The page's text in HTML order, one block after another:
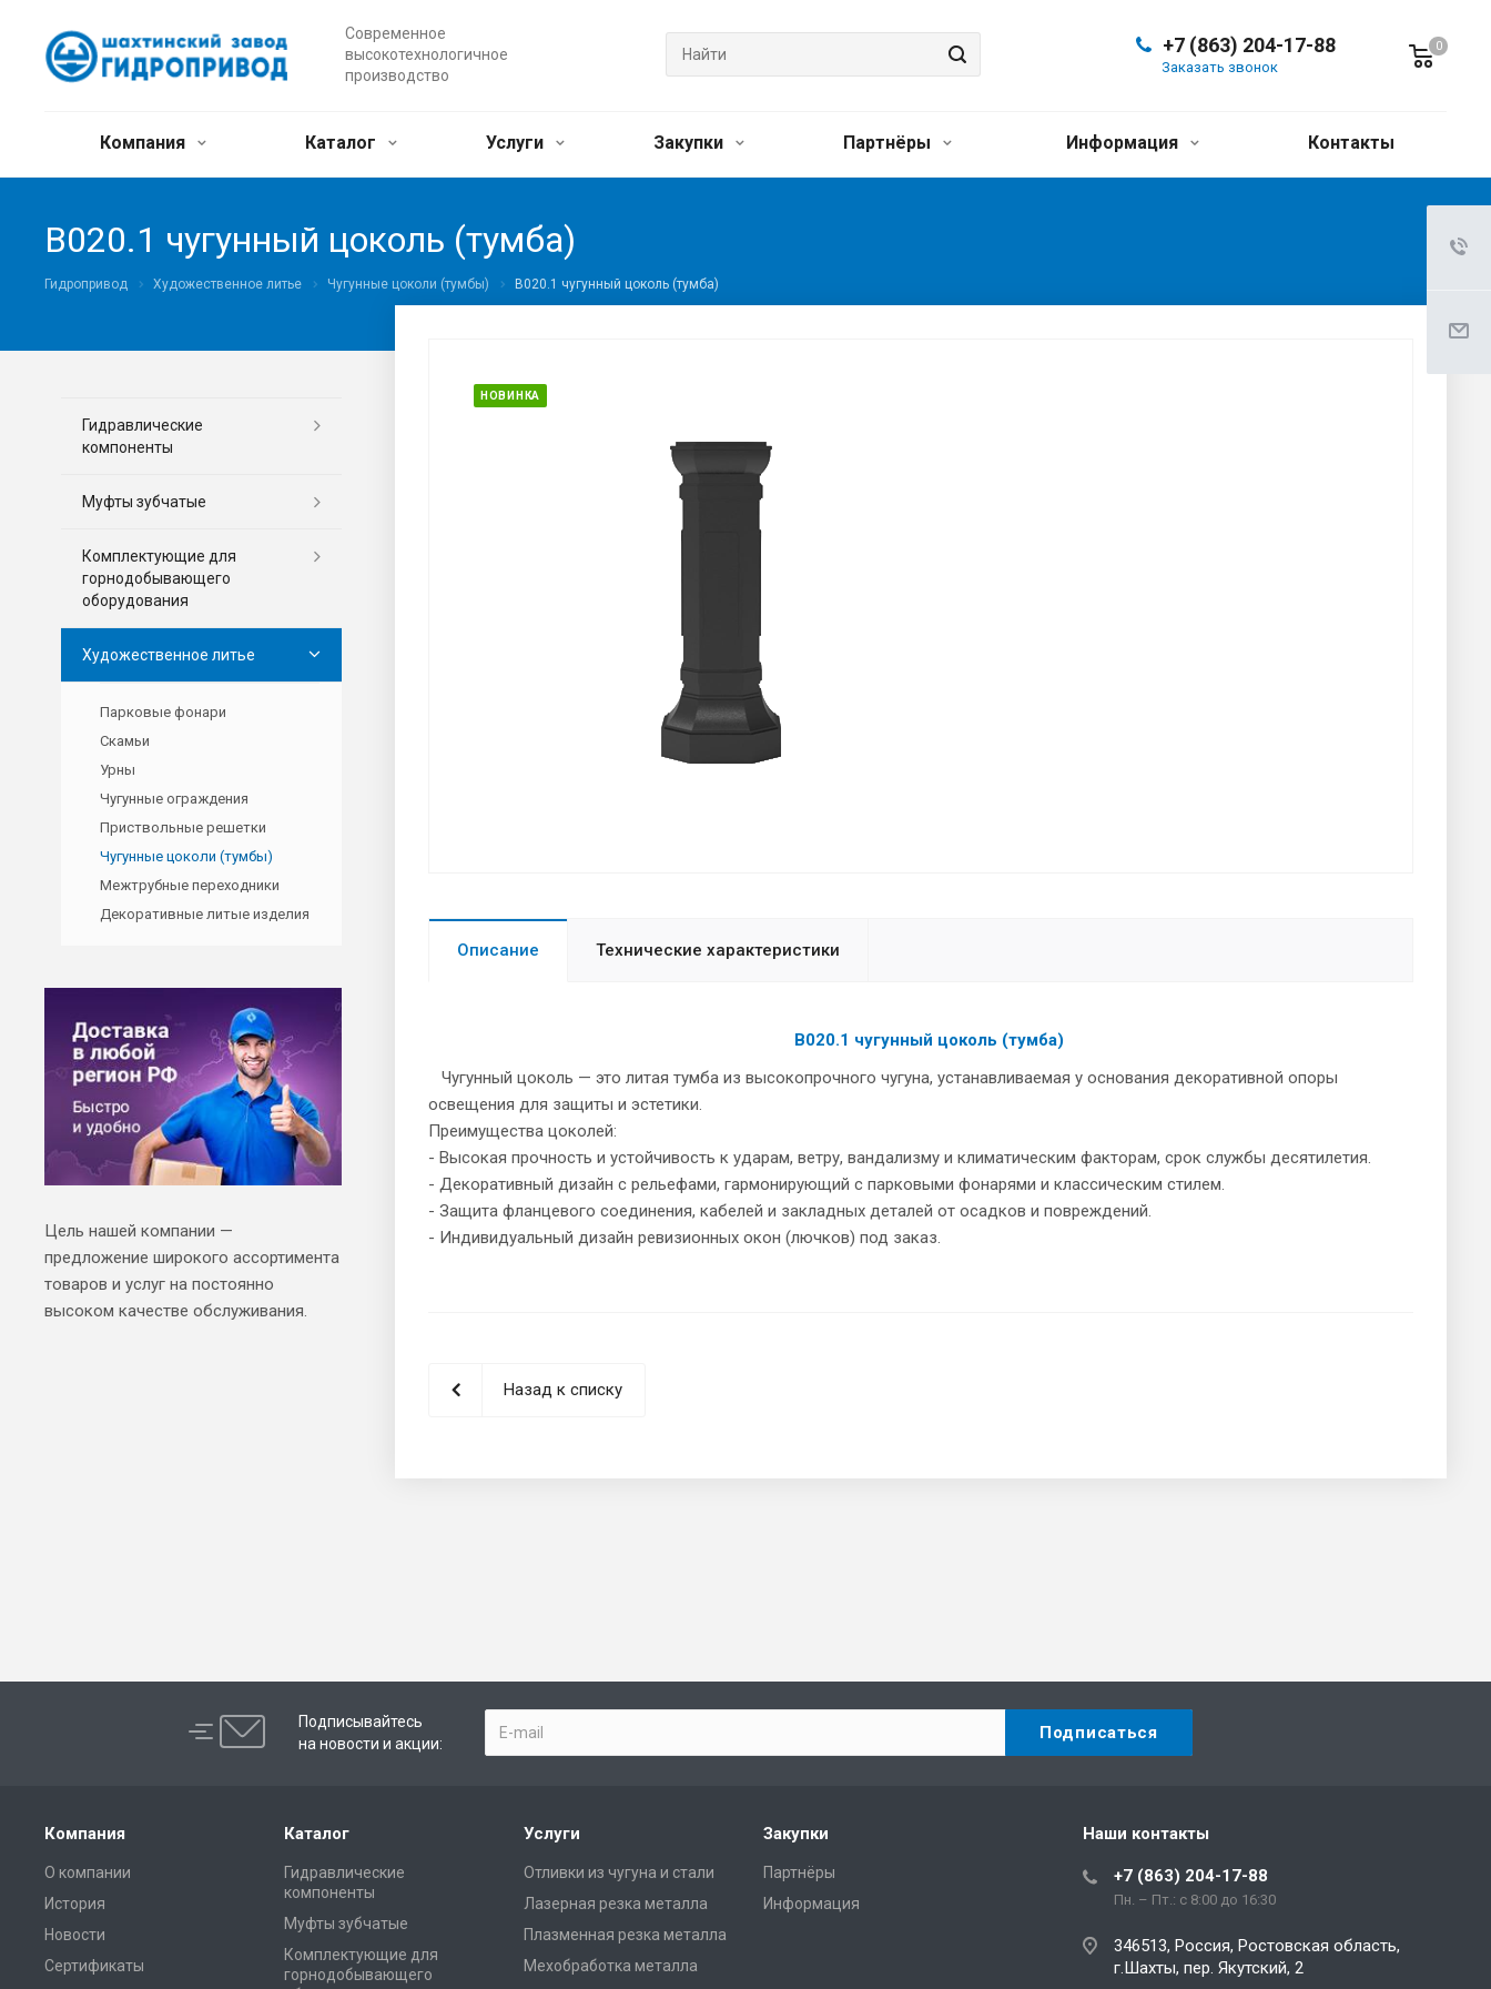
Современное
высокотехнологичное
производство
0
+7 (863) 204-17-88
Заказать звонок
Компания Каталог Услуги Закупки Партнёры Информация Контакты
В020.1 чугунный цоколь (тумба)
Гидропривод Художественное литье Чугунные цоколи (тумбы) В020.1 чугунный цоколь (тумба)
НОВИНКА
Описание Технические характеристики
В020.1 чугунный цоколь (тумба)
Чугунный цоколь — это литая тумба из высокопрочного чугуна, устанавливаемая у основания декоративной опоры
освещения для защиты и эстетики.
Преимущества цоколей:
- Высокая прочность и устойчивость к ударам, ветру, вандализму и климатическим факторам, срок службы десятилетия.
- Декоративный дизайн с рельефами, гармонирующий с парковыми фонарями и классическим стилем.
- Защита фланцевого соединения, кабелей и закладных деталей от осадков и повреждений.
- Индивидуальный дизайн ревизионных окон (лючков) под заказ.
Назад к списку
Гидравлические
компоненты
Муфты зубчатые
Комплектующие для
горнодобывающего
оборудования
Художественное литье
Парковые фонари
Скамьи
Урны
Чугунные ограждения
Приствольные решетки
Чугунные цоколи (тумбы)
Межтрубные переходники
Декоративные литые изделия
Цель нашей компании —
предложение широкого ассортимента
товаров и услуг на постоянно
высоком качестве обслуживания.
Подписывайтесь
на новости и акции:
Компания
О компании
История
Новости
Сертификаты
Каталог
Гидравлические
компоненты
Муфты зубчатые
Комплектующие для
горнодобывающего
Услуги
Отливки из чугуна и стали
Лазерная резка металла
Плазменная резка металла
Мехобработка металла
Закупки
Партнёры
Информация
Наши контакты
+7 (863) 204-17-88
Пн. – Пт.: с 8:00 до 16:30
346513, Россия, Ростовская область,
г.Шахты, пер. Якутский, 2